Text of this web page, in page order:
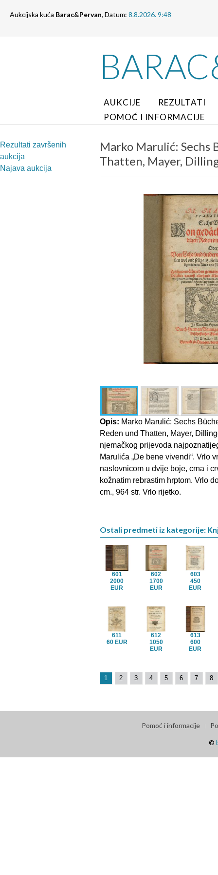
Aukcijska kuća Barac&Pervan, Datum: 8.8.2026. 9:48
AUKCIJE
REZULTATI
POMOĆ I INFORMACIJE
Rezultati završenih
aukcija
Najava aukcija
Marko Marulić: Sechs
Thatten, Mayer,
Opis: Marko Marulić: Sechs
Reden und Thatten, Mayer,
njemačkog prijevoda
Marulića „De bene vivendi“. Vrlo
naslovnicom u dvije boje, crna i
kožnatim rebrastim hrptom. Vrlo
cm., 964 str. Vrlo rijetko.
Ostali predmeti iz kategorije:
601
2000
EUR
602
1700
EUR
603
450
EUR
611
60 EUR
612
1050
EUR
613
600
EUR
1 2 3 4 5 6 7 8
Pomoć i informacije
©